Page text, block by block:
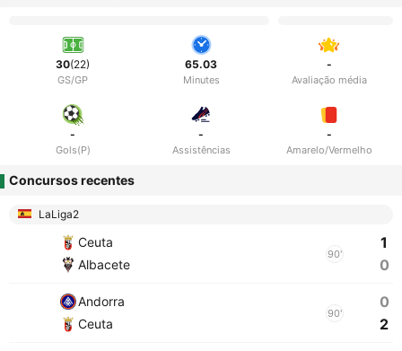
30(22)
GS/GP
65.03
Minutes
-
Avaliação média
-
Gols(P)
-
Assistências
-
Amarelo/Vermelho
Concursos recentes
LaLiga2
Ceuta
Albacete
90'
1
0
Andorra
Ceuta
90'
0
2